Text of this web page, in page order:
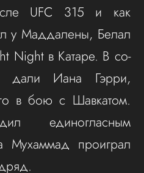
UFC 315 и как
у Маддалены, Белал
Night в Катаре. В со-
дали Иана Гэрри,
в бою с Шавкатом.
единогласным
проиграл